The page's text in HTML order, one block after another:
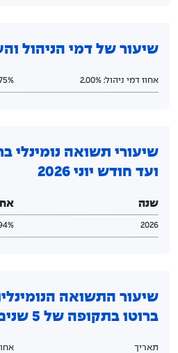
שיעור של דמי הניהול
אחוז דמי ניהול: 2.00%
שיעורי תשואה נומינלי
ועד חודש יוני 2026
שנה
2026
שיעור התשואה
ברוטו בתקופה של 5 שנים
תאריך